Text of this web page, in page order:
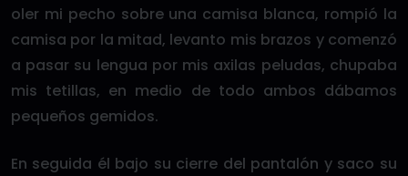
oler mi pecho sobre una camisa blanca, rompió la
camisa por la mitad, levanto mis brazos y comenzó
a pasar su lengua por mis axilas peludas, chupaba
mis tetillas, en medio de todo ambos dábamos
pequeños gemidos.
En seguida él bajo su cierre del pantalón y saco su